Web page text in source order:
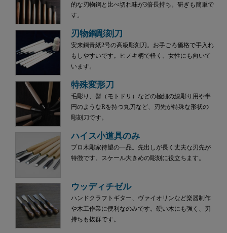
的な刃物鋼と比べ切れ味が3倍長持ち。研ぎも簡単で
す。
刃物鋼彫刻刀
安来鋼青紙2号の高級彫刻刀。お手ごろ価格で手入れ
もしやすいです。ヒノキ柄で軽く、女性にも向いて
います。
特殊変形刀
毛彫り、髻（モトドリ）などの極細の線彫り用や半
円のようなRを持つ丸刀など、刃先が特殊な形状の
彫刻刀です。
ハイス小道具のみ
プロ木彫家待望の一品。先出しが長く丈夫な刃先が
特徴です。スケール大きめの彫刻に役立ちます。
ウッディチゼル
ハンドクラフトギター、ヴァイオリンなど楽器制作
や木工作業に便利なのみです。硬い木にも強く、刃
持ちも抜群です。